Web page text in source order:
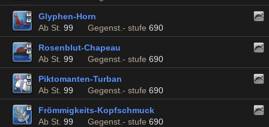
Glyphen-Horn
Ab St. 99 Gegenst.- stufe 690
Rosenblut-Chapeau
Ab St. 99 Gegenst.- stufe 690
Piktomanten-Turban
Ab St. 99 Gegenst.- stufe 690
Frömmigkeits-Kopfschmuck
Ab St. 99 Gegenst.- stufe 690